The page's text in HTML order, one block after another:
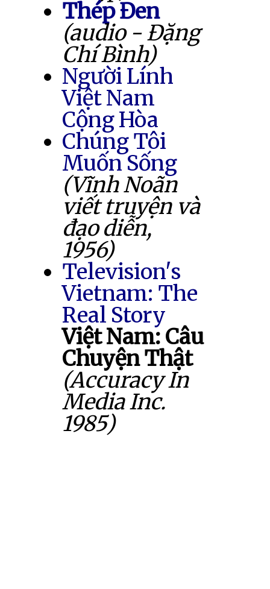
Thép Đen
(audio - Đặng
Chí Bình)
Người Lính
Việt Nam
Cộng Hòa
Chúng Tôi
Muốn Sống
(Vĩnh Noãn
viết truyện và
đạo diễn,
1956)
Television's
Vietnam: The
Real Story
Việt Nam: Câu
Chuyện Thật
(Accuracy In
Media Inc.
1985)